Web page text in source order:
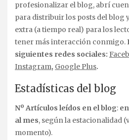
profesionalizar el blog, abrí
para distribuir los posts del blog
extra (a tiempo real) para los
tener más interacción conmigo.
siguientes redes sociales:
Instagram, Google Plus.
Estadísticas del blog
Nº Artículos leídos en el blog:
al mes, según la estacionalidad
momento).